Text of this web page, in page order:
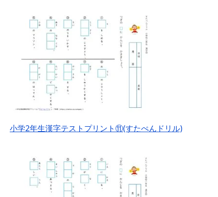
小学2年生漢字テストプリント⑪(すたぺんドリル)